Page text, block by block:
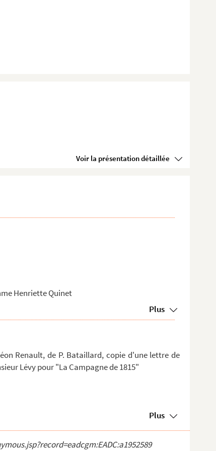
Voir la présentation détaillée
Henriette Quinet
Plus
Renault, de P. Bataillard, copie d'une lettre de
Lévy pour "La Campagne de 1815"
Plus